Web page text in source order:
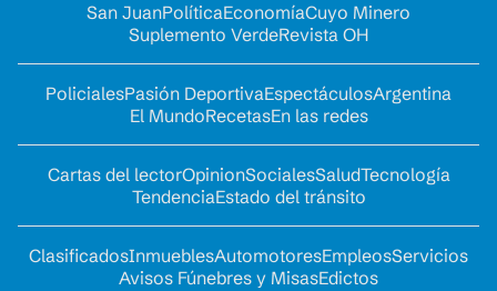
San JuanPolíticaEconomíaCuyo Minero
Suplemento VerdeRevista OH
PolicialesPasión DeportivaEspectáculosArgentina
El MundoRecetasEn las redes
Cartas del lectorOpinionSocialesSaludTecnología
TendenciaEstado del tránsito
ClasificadosInmueblesAutomotoresEmpleosServicios
Avisos Fúnebres y MisasEdictos